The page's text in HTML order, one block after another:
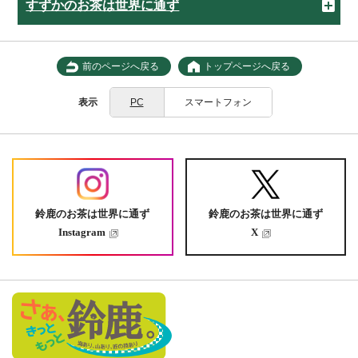
すずかのお茶は世界に通ず
前のページへ戻る トップページへ戻る
表示 PC スマートフォン
鈴鹿のお茶は世界に通ず
Instagram
鈴鹿のお茶は世界に通ず
X